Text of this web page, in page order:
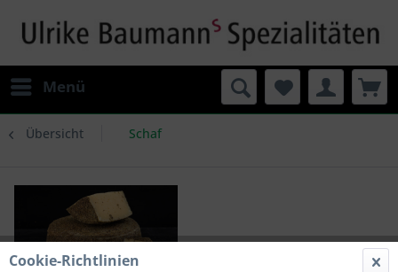
Menü
Übersicht Schaf
Cookie-Richtlinien